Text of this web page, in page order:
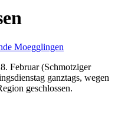
Moegglingen
Februar (Schmotziger
ganztags, wegen
geschlossen.